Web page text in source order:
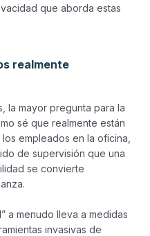
que aborda estas
realmente
la mayor pregunta para la
sé que realmente están
empleados en la oficina,
de supervisión que una
se convierte
a menudo lleva a medidas
invasivas de